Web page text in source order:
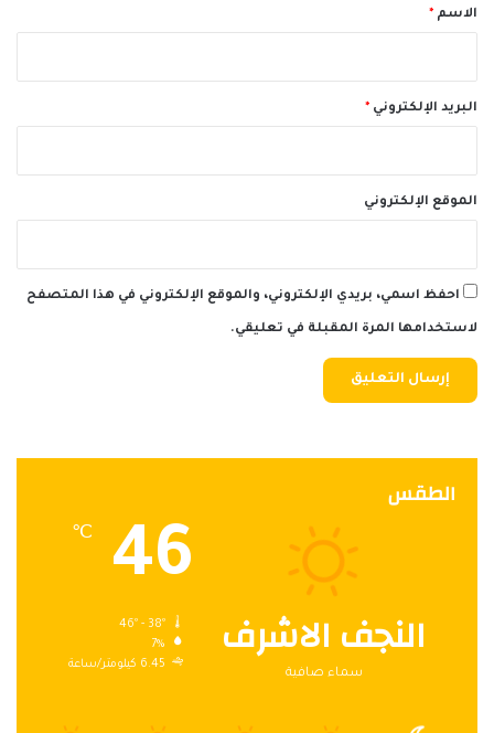
*الاسم *
البريد الإلكتروني *
الموقع الإلكتروني
احفظ اسمي، بريدي الإلكتروني، والموقع الإلكتروني في هذا المتصفح
لاستخدامها المرة المقبلة في تعليقي.
الطقس
النجف الاشرف
سماء صافية
46
℃
7%
6.45 كيلومتر/ساعة